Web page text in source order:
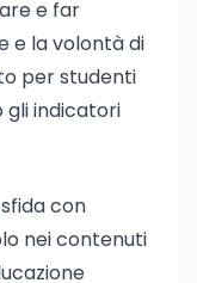
e far
e la volontà di
per studenti
gli indicatori
con
nei contenuti